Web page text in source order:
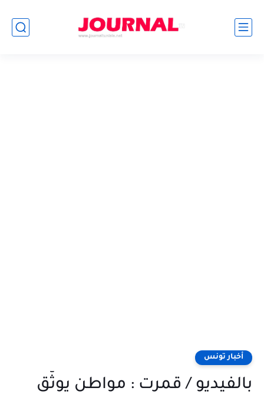
أخبار تونس
بالفيديو / قمرت : مواطن يوثّق